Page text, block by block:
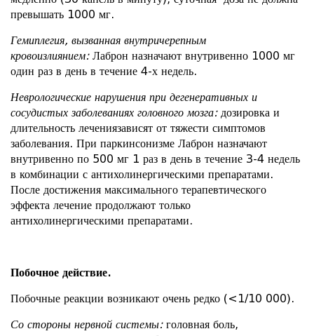
превышать 1000 мг.
Гемиплегия, вызванная внутричерепным
кровоизлиянием:Лаброн назначают внутривенно 1000 мг
один раз в день в течение 4-х недель.
Неврологические нарушения при дегенеративных и
сосудистых заболеваниях головного мозга: дозировка и
длительность лечениязависят от тяжести симптомов
заболевания. При паркинсонизме Лаброн назначают
внутривенно по 500 мг 1 раз в день в течение 3-4 недель
в комбинации с антихолинергическими препаратами.
После достижения максимального терапевтического
эффекта лечение продолжают только
антихолинергическими препаратами.
Побочное действие.
Побочные реакции возникают очень редко (<1/10 000).
Со стороны нервной системы: головная боль,